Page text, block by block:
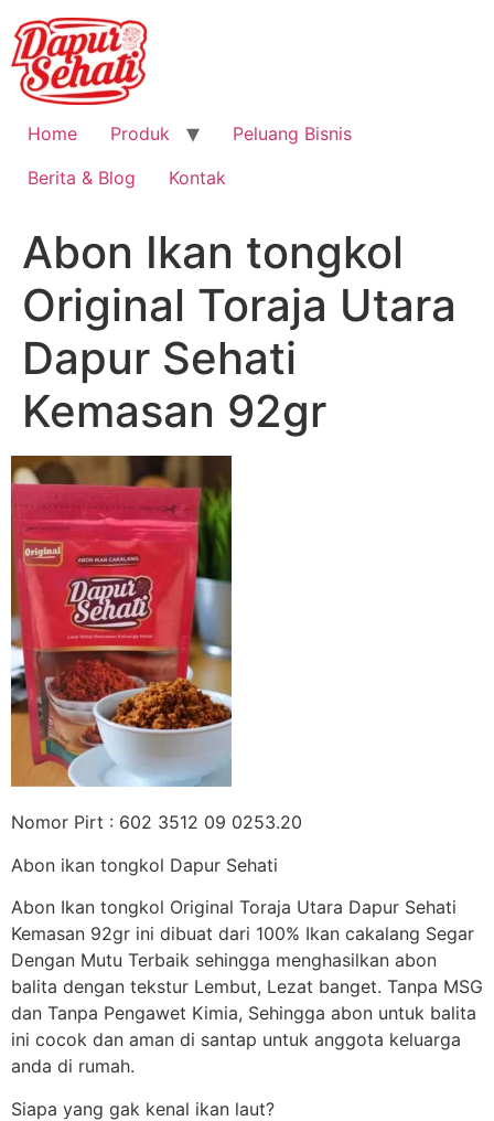
Home Produk
Peluang Bisnis
Berita & Blog
Kontak
Abon Ikan tongkol
Original Toraja Utara
Dapur Sehati
Kemasan 92gr
Nomor Pirt : 602 3512 09 0253.20
Abon ikan tongkol Dapur Sehati
Abon Ikan tongkol Original Toraja Utara Dapur Sehati
Kemasan 92gr ini dibuat dari 100% Ikan cakalang Segar
Dengan Mutu Terbaik sehingga menghasilkan abon
balita dengan tekstur Lembut, Lezat banget. Tanpa MSG
dan Tanpa Pengawet Kimia, Sehingga abon untuk balita
ini cocok dan aman di santap untuk anggota keluarga
anda di rumah.
Siapa yang gak kenal ikan laut?